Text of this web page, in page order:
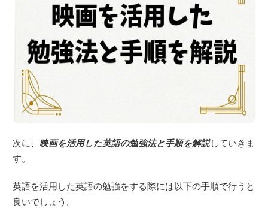
次に、 映画を活用した英語の勉強法と手順を解説していきま
す。
英語を活用した英語の勉強をする際には以下の手順で行うと
良いでしょう。